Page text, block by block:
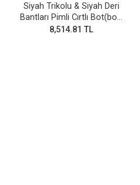
Siyah Trikolu & Siyah Deri
Bantları Pimli Cırtlı Bot(bot-
255)
8,514.81 TL